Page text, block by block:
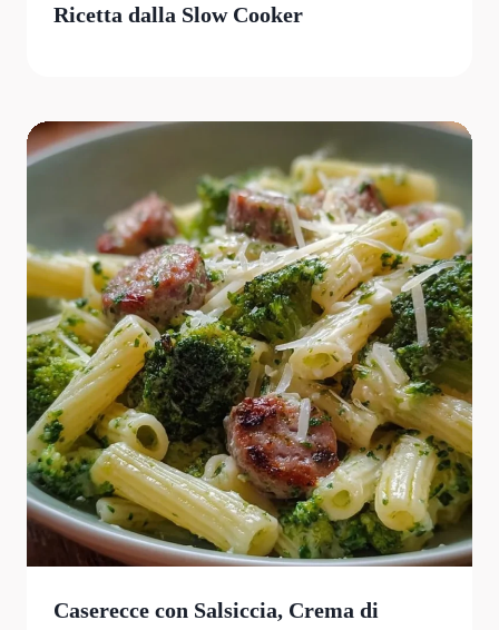
Ricetta dalla Slow Cooker
Caserecce con Salsiccia, Crema di